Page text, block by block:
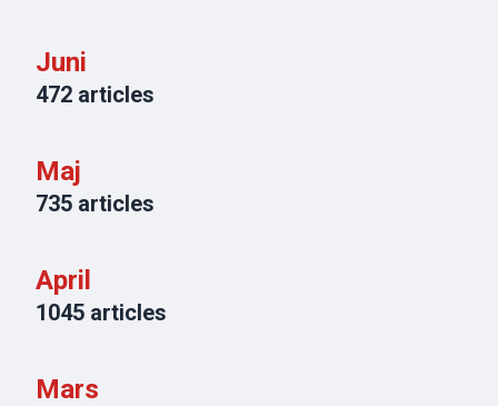
Juni
472 articles
Maj
735 articles
April
1045 articles
Mars